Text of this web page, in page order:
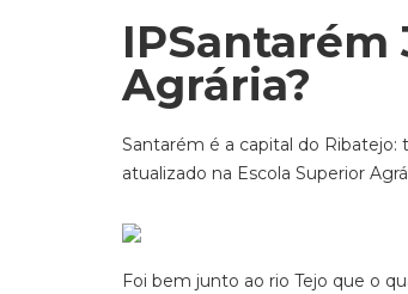
IPSantarém
Agrária?
Santarém é a capital do
atualizado na Escola Superior
Foi bem junto ao rio Tejo que o